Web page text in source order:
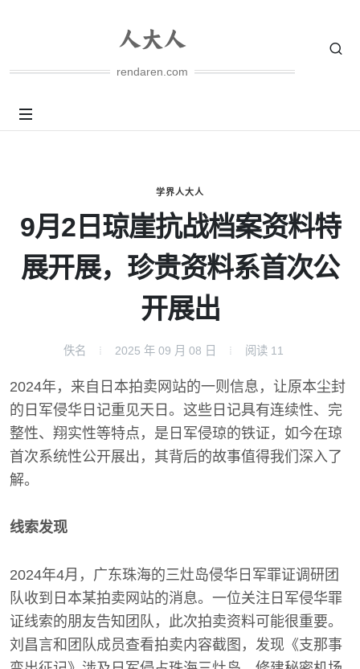
rendaren.com
学界人大人
9月2日琼崖抗战档案资料特
展开展，珍贵资料系首次公
开展出
佚名 2025 年 09 月 08 日 阅读 11
2024年，来自日本拍卖网站的一则信息，让原本尘封
的日军侵华日记重见天日。这些日记具有连续性、完
整性、翔实性等特点，是日军侵琼的铁证，如今在琼
首次系统性公开展出，其背后的故事值得我们深入了
解。
线索发现
2024年4月，广东珠海的三灶岛侵华日军罪证调研团
队收到日本某拍卖网站的消息。一位关注日军侵华罪
证线索的朋友告知团队，此次拍卖资料可能很重要。
刘昌言和团队成员查看拍卖内容截图，发现《支那事